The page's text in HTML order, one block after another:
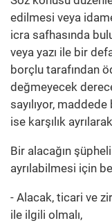
edilmesi veya
icra safhasında
veya yazı ile bir
borçlu tarafından
değmeyecek
sayılıyor,
ise karşılık
Bir alacağın
ayrılabilmesi için
- Alacak, ticari ve
ile ilgili olmalı,